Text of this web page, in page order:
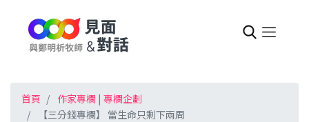
首頁 作家專欄 | 專欄企劃
【三分錢專欄】 當生命只剩下兩周